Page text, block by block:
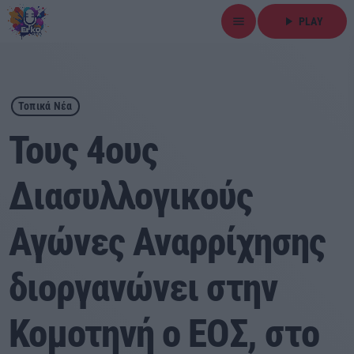
menu play_arrow PLAY
close
play_arrow ΕΡΚΟ
Αρχική
Εκπομπές
Τοπικά Νέα
Αθλητικά
Τοπικά Νέα
Τους 4ους
Διασυλλογικούς
Αγώνες Αναρρίχησης
διοργανώνει στην
Κομοτηνή ο ΕΟΣ, στο